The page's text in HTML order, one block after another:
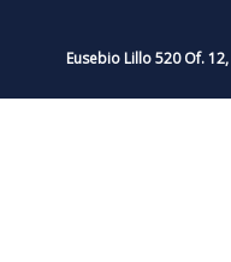
Eusebio Lillo 520 Of.